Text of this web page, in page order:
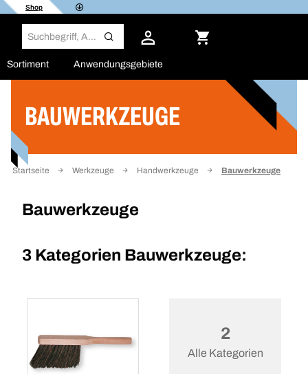
Shop
Sortiment Anwendungsgebiete
BAUWERKZEUGE
Startseite Werkzeuge Handwerkzeuge Bauwerkzeuge
Bauwerkzeuge
3 Kategorien Bauwerkzeuge:
2
Alle Kategorien
Filter